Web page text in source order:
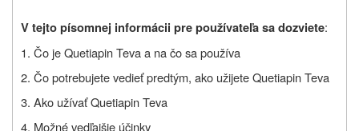
V tejto písomnej informácii pre používateľa sa dozviete:
1. Čo je Quetiapin Teva a na čo sa používa
2. Čo potrebujete vedieť predtým, ako užijete Quetiapin Teva
3. Ako užívať Quetiapin Teva
4. Možné vedľajšie účinky